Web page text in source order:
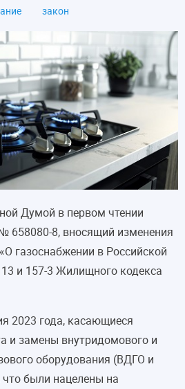
закон
Думой в первом чтении
658080-8, вносящий изменения
газоснабжении в Российской
и 157-3 Жилищного кодекса
2023 года, касающиеся
и замены внутридомового и
оборудования (ВДГО и
были нацелены на